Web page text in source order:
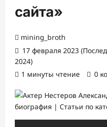
сайта»
mining_broth
17 февраля 2023
2024)
1 минуты чтение
0